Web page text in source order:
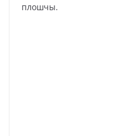
плошчы.